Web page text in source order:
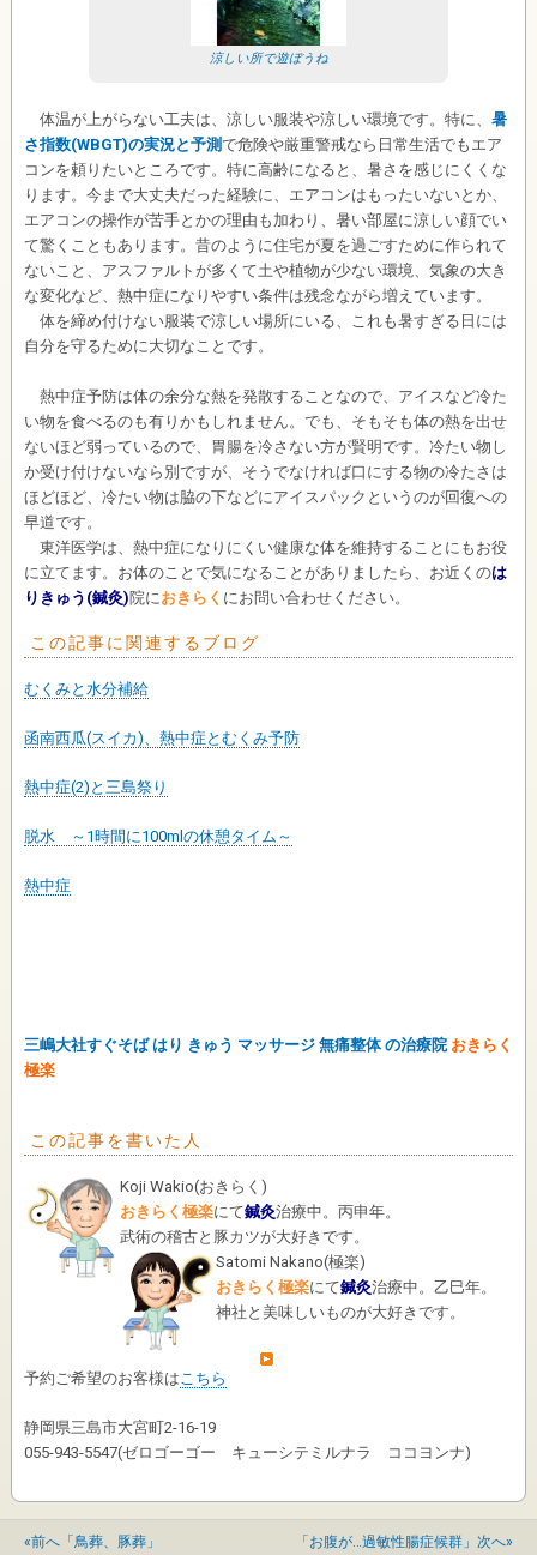
涼しい所で遊ぼうね
体温が上がらない工夫は、涼しい服装や涼しい環境です。特に、 暑
さ指数(WBGT)の実況と予測で危険や厳重警戒なら日常生活でもエア
コンを頼りたいところです。特に高齢になると、暑さを感じにくくな
ります。今まで大丈夫だった経験に、エアコンはもったいないとか、
エアコンの操作が苦手とかの理由も加わり、暑い部屋に涼しい顔でい
て驚くこともあります。昔のように住宅が夏を過ごすために作られて
ないこと、アスファルトが多くて土や植物が少ない環境、気象の大き
な変化など、熱中症になりやすい条件は残念ながら増えています。
体を締め付けない服装で涼しい場所にいる、これも暑すぎる日には
自分を守るために大切なことです。
熱中症予防は体の余分な熱を発散することなので、アイスなど冷た
い物を食べるのも有りかもしれません。でも、そもそも体の熱を出せ
ないほど弱っているので、胃腸を冷さない方が賢明です。冷たい物し
か受け付けないなら別ですが、そうでなければ口にする物の冷たさは
ほどほど、冷たい物は脇の下などにアイスパックというのが回復への
早道です。
東洋医学は、熱中症になりにくい健康な体を維持することにもお役
に立てます。お体のことで気になることがありましたら、お近くのは
りきゅう(鍼灸)院におきらく にお問い合わせください。
この記事に関連するブログ
むくみと水分補給
函南西瓜(スイカ)、熱中症とむくみ予防
熱中症(2)と三島祭り
脱水 ～1時間に100mlの休憩タイム～
熱中症
三嶋大社すぐそば はり きゅう マッサージ 無痛整体 の治療院 おきらく
極楽
この記事を書いた人
Koji Wakio(おきらく )
おきらく極楽にて鍼灸治療中。丙申年。
武術の稽古と豚カツが大好きです。
Satomi Nakano(極楽)
おきらく極楽にて鍼灸治療中。乙巳年。
神社と美味しいものが大好きです。
予約ご希望のお客様は こちら
静岡県三島市大宮町2-16-19
055-943-5547(ゼロゴーゴー キューシテミルナラ ココヨンナ)
«前へ「鳥葬、豚葬」 「お腹が…過敏性腸症候群」次へ»